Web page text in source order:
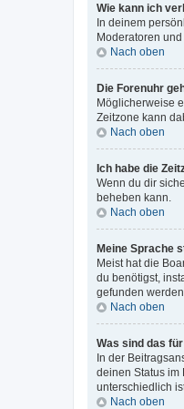
Wie kann ich
In deinem
Moderatoren
Nach oben
Die Forenuhr
Möglicherweise
Zeitzone kann
Nach oben
Ich habe die
Wenn du dir
beheben kann.
Nach oben
Meine Sprache
Meist hat die
du benötigst,
gefunden werden.
Nach oben
Was sind das
In der
deinen Status im
unterschiedlich
Nach oben